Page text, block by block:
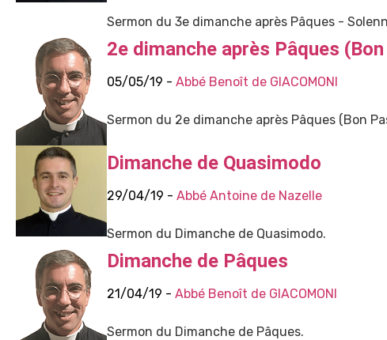
Sermon du 3e dimanche après Pâques -
2e dimanche après Pâques
05/05/19 - Abbé Benoît de GIACOMONI
Sermon du 2e dimanche après Pâques (Bon
Dimanche de Quasimodo
29/04/19 - Abbé Antoine de Nazelle
Sermon du Dimanche de Quasimodo.
Dimanche de Pâques
21/04/19 - Abbé Benoît de GIACOMONI
Sermon du Dimanche de Pâques.